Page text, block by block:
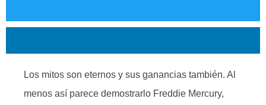
Los mitos son eternos y sus ganancias también. Al
menos así parece demostrarlo Freddie Mercury,